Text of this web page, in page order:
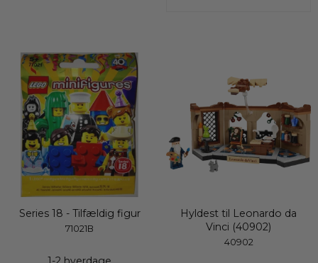
Series 18 - Tilfældig figur
71021B
Hyldest til Leonardo da
Vinci (40902)
40902